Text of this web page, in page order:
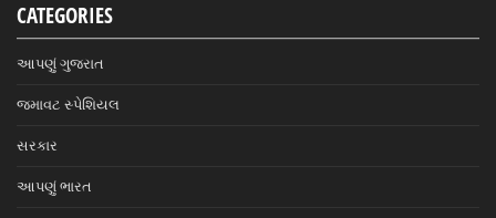
CATEGORIES
આપણું ગુજરાત
જમાવટ સ્પેશિયલ
સરકાર
આપણું ભારત